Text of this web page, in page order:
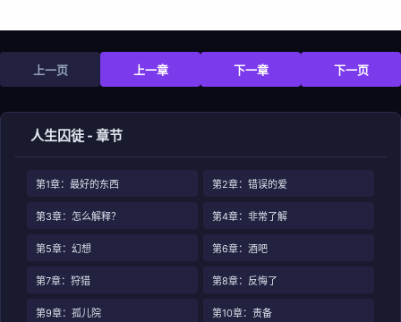
上一页 上一章 下一章 下一页
人生囚徒 - 章节
第1章：最好的东西 第2章：错误的爱
第3章：怎么解释？ 第4章：非常了解
第5章：幻想 第6章：酒吧
第7章：狩猎 第8章：反悔了
第9章：孤儿院 第10章：责备